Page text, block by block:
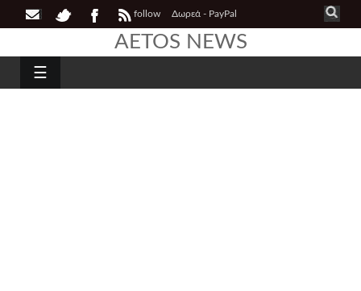
follow Δωρεά - PayPal
AETOS NEWS
☰